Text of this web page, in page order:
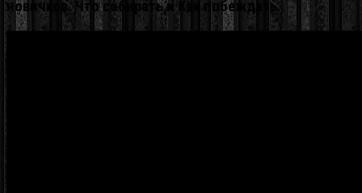
новичков. Что собирать и Как побеждать.